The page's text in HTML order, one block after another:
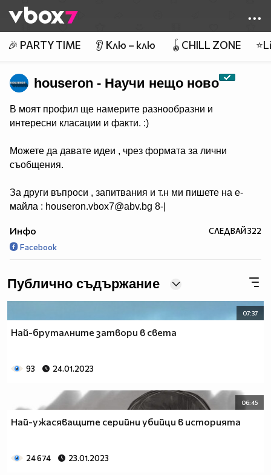
👾
🎉 PARTY TIME 👂 Клю – клю 🪀CHILL ZONE
houseron - Научи нещо ново
В моят профил ще намерите разнообразни и
интересни класации и факти. :)
Можете да давате идеи , чрез формата за лични
съобщения.
За други въпроси , запитвания и т.н ми пишете на е-
майла : houseron.vbox7@abv.bg 8-|
Инфо СЛЕДВАЙ322
Facebook
Публично съдържание
07:37
Най-бруталните затвори в света
93 24.01.2023
06:45
Най-ужасяващите серийни убийци в историята
24 674 23.01.2023